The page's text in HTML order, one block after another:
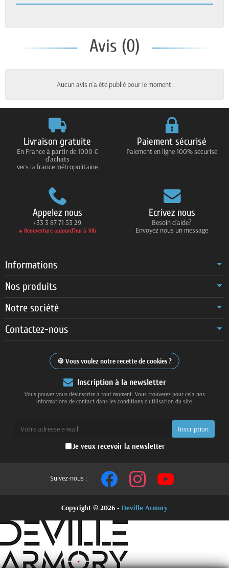
Avis (0)
Aucun avis n'a été publié pour le moment.
Livraison gratuite
En France à partir de 1000 €
d'achats
vers la france métropolitaine
Paiement sécurisé
Paiement en ligne 100% sécurisé
Appelez nous
+33 3 87 71 53 29
● Réouverture aujourd’hui à 10h
Ecrivez nous
Besoin d'aide?
Envoyez nous un message
Informations
Nos produits
Notre société
Contactez-nous
Vous voulez notre recette de cookies ?
Inscription à la newsletter
Vous pouvez vous désinscrire à tout moment. Vous trouverez pour cela nos
informations de contact dans les conditions d'utilisation du site.
Je veux recevoir la newsletter
Suivez-nous :
Copyright © 2026 - Deville Armory